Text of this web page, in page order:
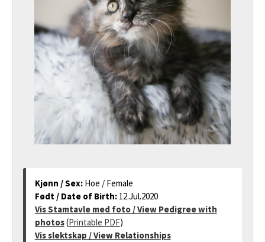
Kjønn / Sex: Hoe / Female
Født / Date of Birth: 12.Jul.2020
Vis Stamtavle med foto / View Pedigree with
photos(Printable PDF)
Vis slektskap / View Relationships